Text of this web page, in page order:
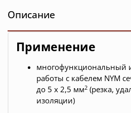
Описание
Применение
многофункциональный
работы с кабелем NYM
до 5 х 2,5 мм2 (резка,
изоляции)